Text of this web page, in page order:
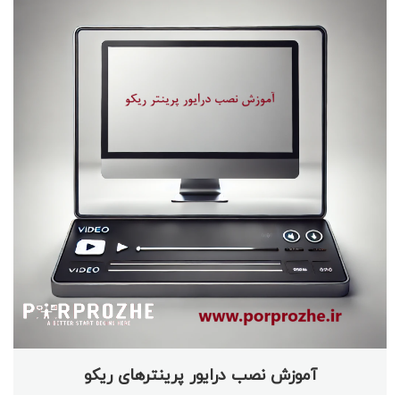
آموزش نصب درایور پرینترهای ریکو